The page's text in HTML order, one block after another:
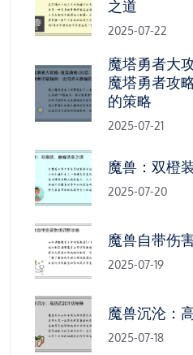
之道
2025-07-22
魔塔勇者大
魔塔勇者攻
的策略
2025-07-21
魔兽：双橙
2025-07-20
魔兽自带伤
2025-07-19
魔兽沉沦：
2025-07-18